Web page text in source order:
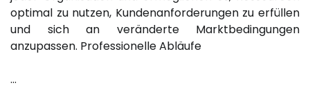
optimal zu nutzen, Kundenanforderungen zu erfüllen
und sich an veränderte Marktbedingungen
anzupassen. Professionelle Abläufe
…